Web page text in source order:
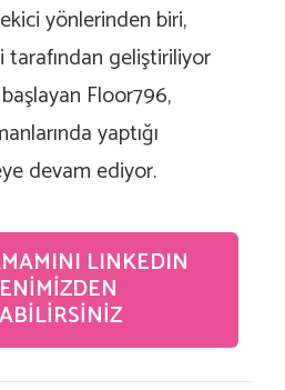
yönlerinden biri,
geliştiriliyor
başlayan Floor796,
yaptığı
devam ediyor.
LINKEDIN